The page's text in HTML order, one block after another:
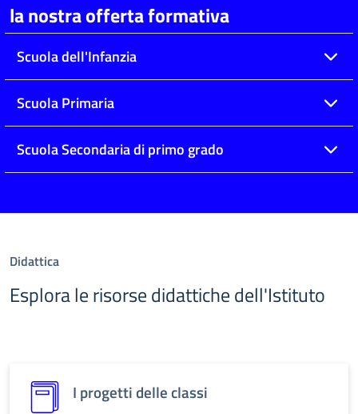
la nostra offerta formativa
Scuola dell'Infanzia
Scuola Primaria
Scuola Secondaria di primo grado
Didattica
Esplora le risorse didattiche dell'Istituto
I progetti delle classi